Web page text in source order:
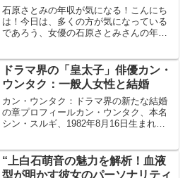
石原さとみの年収が気になる！こんにち
は！今日は、多くの方が気になっている
であろう、女優の石原さとみさんの年収
で多くのドラマや映画に出演されていま
すよね。彼女の成功の秘密...
ドラマ界の「皇太子」俳優カン・
ウンタク：一般人女性と結婚
カン・ウンタク：ドラマ界の新たな結婚
の章プロフィールカン・ウンタク、本名
シン・スルギ、1982年8月16日生まれ。
のファッションショーでモデルデビュ
ー。200...
“上白石萌音の魅力を解析！血液
型が明かす彼女のパーソナリティ